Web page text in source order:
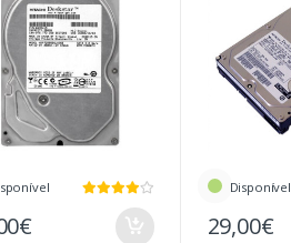
Disponível
29,00€